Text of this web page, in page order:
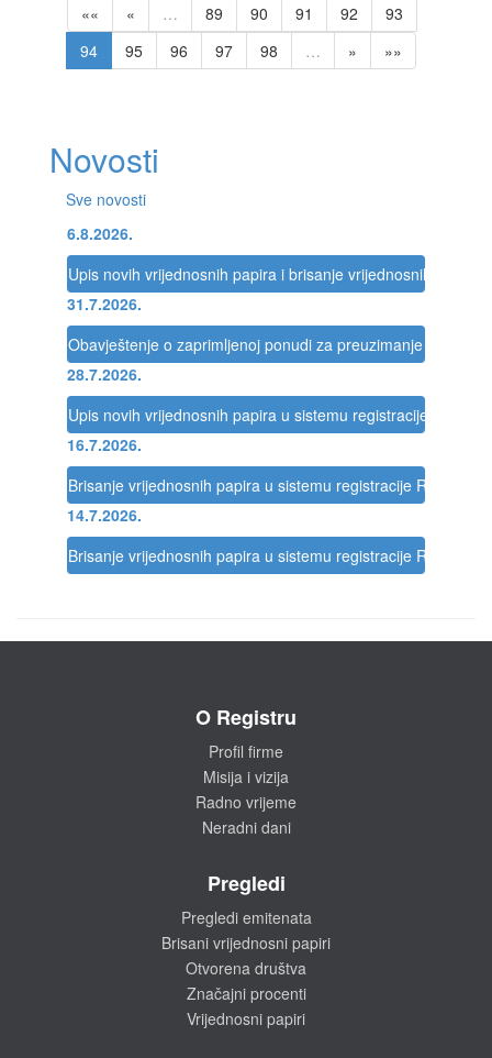
«« « … 89 90 91 92
93
94
95 96 97 98 … » »»
Novosti
Sve novosti
6.8.2026.
Upis novih vrijednosnih papira i brisanje vrijednosnih papira
31.7.2026.
Obavještenje o zaprimljenoj ponudi za preuzimanje društva
28.7.2026.
Upis novih vrijednosnih papira u sistemu registracije Registra
16.7.2026.
Brisanje vrijednosnih papira u sistemu registracije Registra
14.7.2026.
Brisanje vrijednosnih papira u sistemu registracije Registra
O Registru
Profil firme
Misija i vizija
Radno vrijeme
Neradni dani
Pregledi
Pregledi emitenata
Brisani vrijednosni papiri
Otvorena društva
Značajni procenti
Vrijednosni papiri